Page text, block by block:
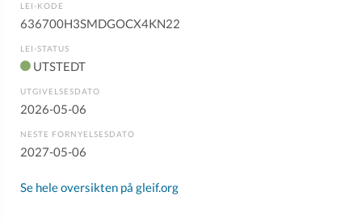
LEI-KODE
636700H3SMDGOCX4KN22
LEI-STATUS
UTSTEDT
UTGIVELSESDATO
2026-05-06
NESTE FORNYELSESDATO
2027-05-06
Se hele oversikten på gleif.org